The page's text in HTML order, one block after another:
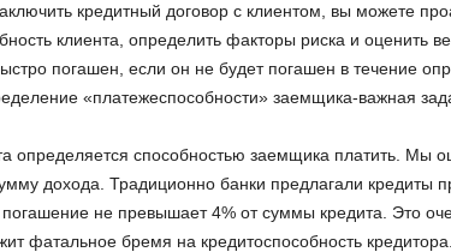
кредитный договор с клиентом, вы можете
клиента, определить факторы риска и оценить
погашен, если он не будет погашен в течение
«платежеспособности» заемщика-важная
определяется способностью заемщика платить. Мы
дохода. Традиционно банки предлагали кредиты
не превышает 4% от суммы кредита. Это
фатальное бремя на кредитоспособность кредитора.